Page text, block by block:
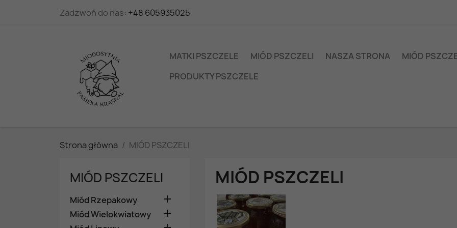
Zadzwoń do nas: +48 605935025
MATKI PSZCZELE MIÓD PSZCZELI NASZA STRONA
MIÓD
PRODUKTY PSZCZELE
Strona główna MIÓD PSZCZELI
MIÓD PSZCZELI
Miód Rzepakowy 
Miód Wielokwiatowy 
MIÓD PSZCZELI